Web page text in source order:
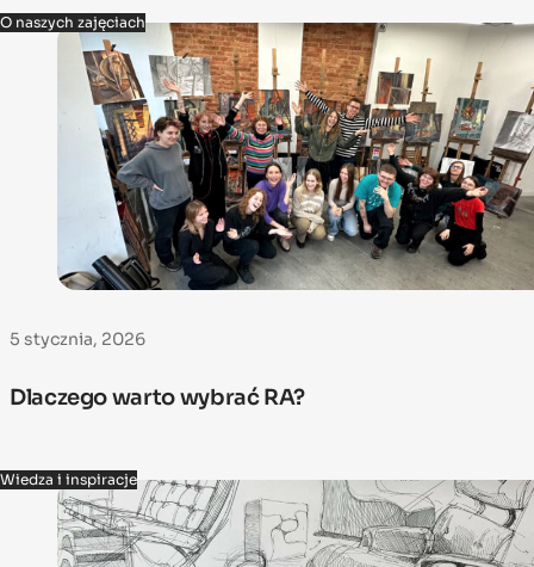
O naszych zajęciach
5 stycznia, 2026
Dlaczego warto wybrać RA?
Wiedza i inspiracje